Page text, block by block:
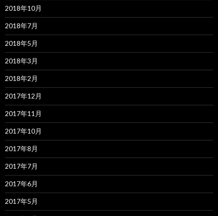
2018年10月
2018年7月
2018年5月
2018年3月
2018年2月
2017年12月
2017年11月
2017年10月
2017年8月
2017年7月
2017年6月
2017年5月